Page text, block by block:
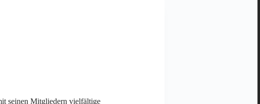
seinen Mitgliedern vielfältige